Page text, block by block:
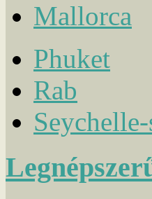
Mallorca
Phuket
Rab